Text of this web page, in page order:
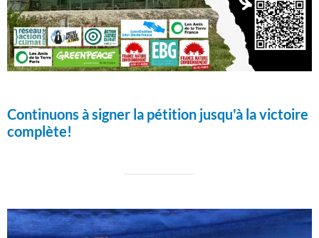
Continuons à signer la pétition jusqu'à la victoire
complète!